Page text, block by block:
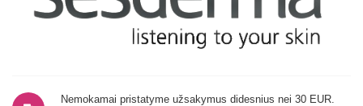
Nemokamai pristatyme užsakymus didesnius nei 30 EUR.